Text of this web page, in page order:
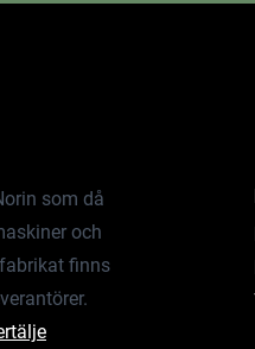
som då
och
finns